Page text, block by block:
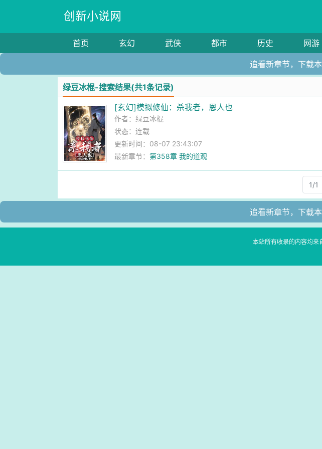
创新小说网
首页 玄幻 武侠 都市 历史 网游
追看新章节，下载
绿豆冰棍-搜索结果(共1条记录)
[玄幻]模拟修仙：杀我者，恩人也
作者：绿豆冰棍
状态：连载
更新时间：08-07 23:43:07
最新章节：第358章 我的道观
1/1
追看新章节，下载
本站所有收录的内容均来